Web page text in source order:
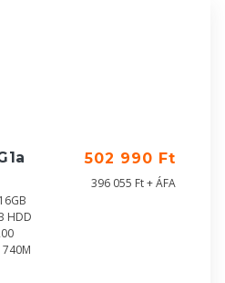
HDD
502 990 Ft
396 055 Ft + ÁFA